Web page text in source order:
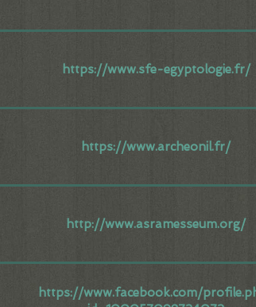
https://www.sfe-egyptologie.fr/
https://www.archeonil.fr/
http://www.asramesseum.org/
https://www.facebook.com/